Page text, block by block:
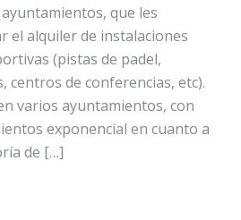
que les
el alquiler de instalaciones
(pistas de padel,
centros de conferencias, etc).
varios ayuntamientos, con
exponencial en cuanto a
de […]